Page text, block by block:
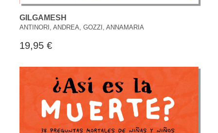
GILGAMESH
ANTINORI, ANDREA, GOZZI, ANNAMARIA
19,95 €